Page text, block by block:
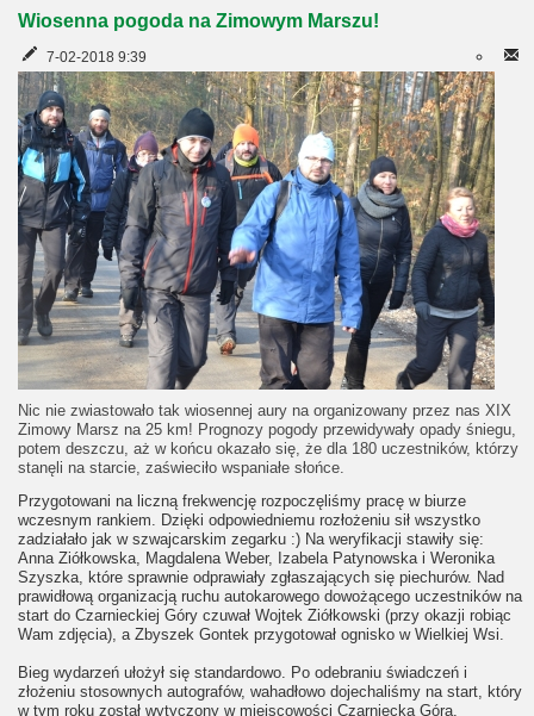
Wiosenna pogoda na Zimowym Marszu!
7-02-2018 9:39
Nic nie zwiastowało tak wiosennej aury na organizowany przez nas XIX
Zimowy Marsz na 25 km! Prognozy pogody przewidywały opady śniegu,
potem deszczu, aż w końcu okazało się, że dla 180 uczestników, którzy
stanęli na starcie, zaświeciło wspaniałe słońce.
Przygotowani na liczną frekwencję rozpoczęliśmy pracę w biurze
wczesnym rankiem. Dzięki odpowiedniemu rozłożeniu sił wszystko
zadziałało jak w szwajcarskim zegarku :) Na weryfikacji stawiły się:
Anna Ziółkowska, Magdalena Weber, Izabela Patynowska i Weronika
Szyszka, które sprawnie odprawiały zgłaszających się piechurów. Nad
prawidłową organizacją ruchu autokarowego dowożącego uczestników na
start do Czarnieckiej Góry czuwał Wojtek Ziółkowski (przy okazji robiąc
Wam zdjęcia), a Zbyszek Gontek przygotował ognisko w Wielkiej Wsi.
Bieg wydarzeń ułożył się standardowo. Po odebraniu świadczeń i
złożeniu stosownych autografów, wahadłowo dojechaliśmy na start, który
w tym roku został wytyczony w miejscowości Czarniecka Góra.